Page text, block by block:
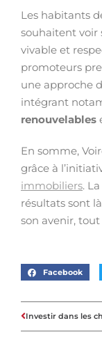
Les habitants
souhaitent voir
vivable et
promoteurs
une approche
intégrant
renouvelables
En somme,
grâce à
immobiliers.
résultats sont
son avenir, tout
Facebook